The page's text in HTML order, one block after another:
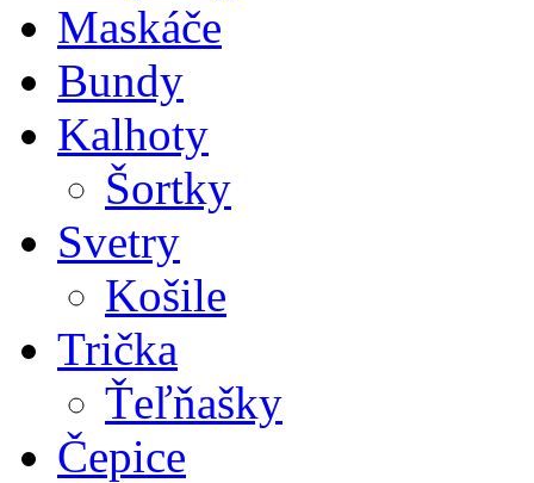
Maskáče
Bundy
Kalhoty
Šortky
Svetry
Košile
Trička
Ťeľňašky
Čepice